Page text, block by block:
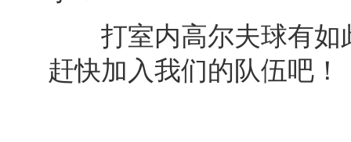
打室内高尔夫球有如
赶快加入我们的队伍吧！